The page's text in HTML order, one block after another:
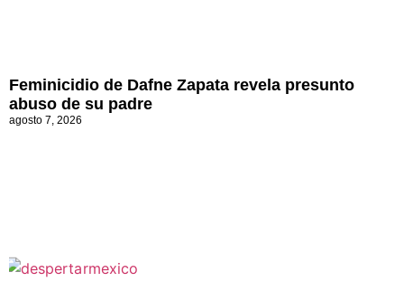
Feminicidio de Dafne Zapata revela presunto
abuso de su padre
agosto 7, 2026